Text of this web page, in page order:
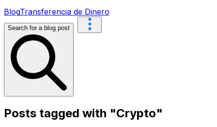
BlogTransferencia de Dinero
Search for a blog post
Posts tagged with "Crypto"